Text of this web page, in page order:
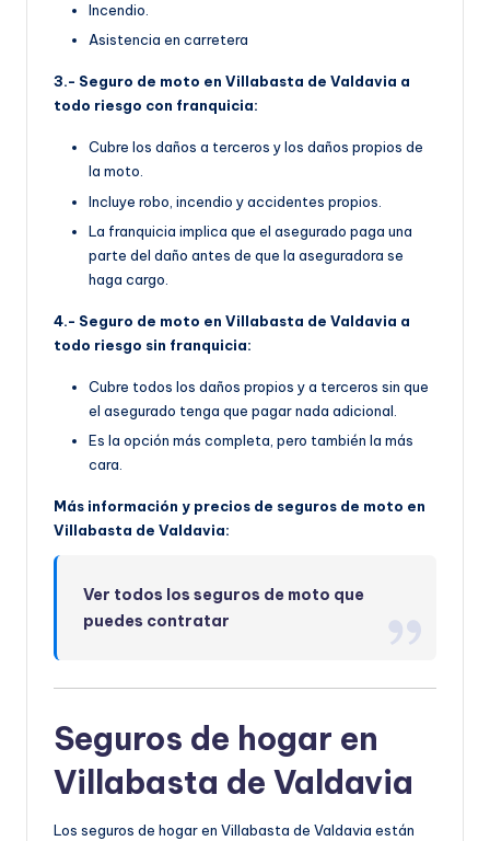
Incendio.
Asistencia en carretera
3.- Seguro de moto en Villabasta de Valdavia a
todo riesgo con franquicia:
Cubre los daños a terceros y los daños propios de
la moto.
Incluye robo, incendio y accidentes propios.
La franquicia implica que el asegurado paga una
parte del daño antes de que la aseguradora se
haga cargo.
4.- Seguro de moto en Villabasta de Valdavia a
todo riesgo sin franquicia:
Cubre todos los daños propios y a terceros sin que
el asegurado tenga que pagar nada adicional.
Es la opción más completa, pero también la más
cara.
Más información y precios de seguros de moto en
Villabasta de Valdavia:
Ver todos los seguros de moto que
puedes contratar
Seguros de hogar en
Villabasta de Valdavia
Los seguros de hogar en Villabasta de Valdavia están